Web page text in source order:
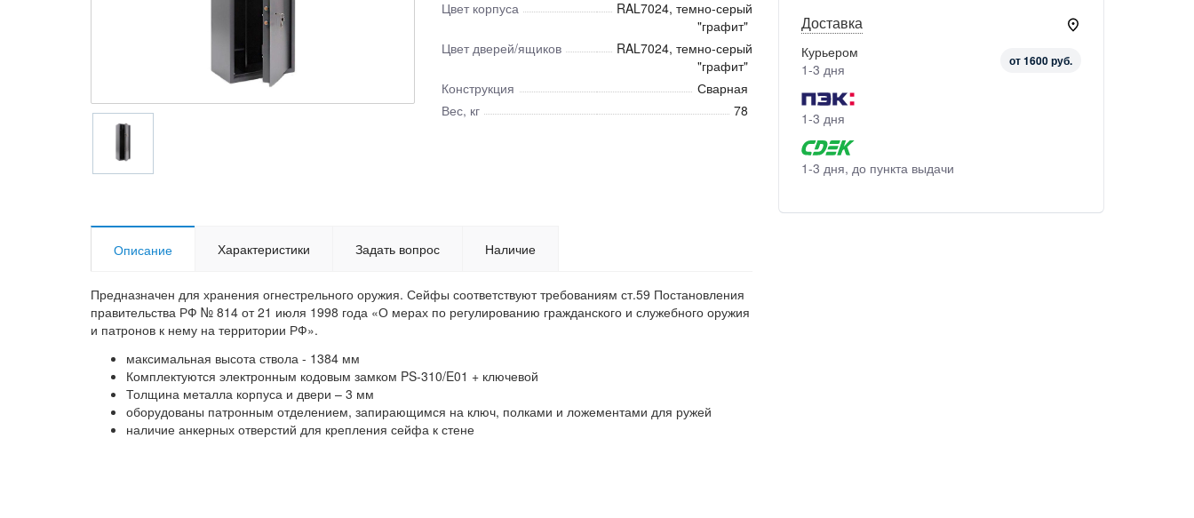
Цвет корпуса
RAL7024, темно-серый
"графит"
Цвет дверей/ящиков
RAL7024, темно-серый
"графит"
Конструкция
Сварная
Вес, кг
78
Доставка
Курьером
1-3 дня
от 1600 руб.
1-3 дня
1-3 дня, до пункта выдачи
Описание Характеристики Задать вопрос Наличие
Предназначен для хранения огнестрельного оружия. Сейфы соответствуют требованиям ст.59 Постановления
правительства РФ № 814 от 21 июля 1998 года «О мерах по регулированию гражданского и служебного оружия
и патронов к нему на территории РФ».
максимальная высота ствола - 1384 мм
Комплектуются электронным кодовым замком PS-310/E01 + ключевой
Толщина металла корпуса и двери – 3 мм
оборудованы патронным отделением, запирающимся на ключ, полками и ложементами для ружей
наличие анкерных отверстий для крепления сейфа к стене